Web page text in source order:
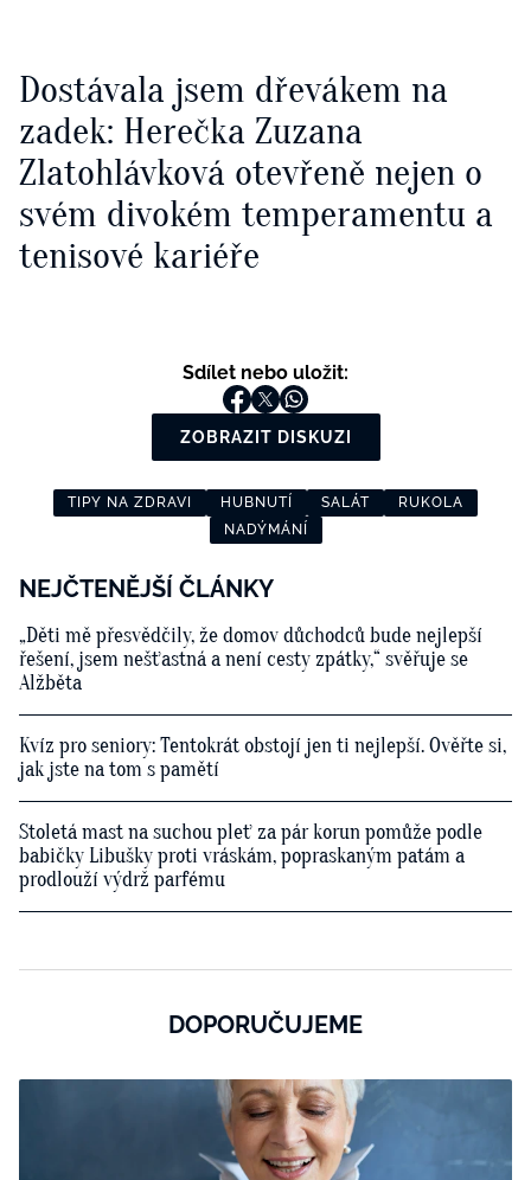
Dostávala jsem dřevákem na
zadek: Herečka Zuzana
Zlatohlávková otevřeně nejen o
svém divokém temperamentu a
tenisové kariéře
Sdílet nebo uložit:
ZOBRAZIT DISKUZI
TIPY NA ZDRAVI HUBNUTÍ SALÁT
RUKOLA
NADÝMÁNÍ
NEJČTENĚJŠÍ ČLÁNKY
„Děti mě přesvědčily, že domov důchodců bude nejlepší
řešení, jsem nešťastná a není cesty zpátky,“ svěřuje se
Alžběta
Kvíz pro seniory: Tentokrát obstojí jen ti nejlepší. Ověřte si,
jak jste na tom s pamětí
Stoletá mast na suchou pleť za pár korun pomůže podle
babičky Libušky proti vráskám, popraskaným patám a
prodlouží výdrž parfému
DOPORUČUJEME